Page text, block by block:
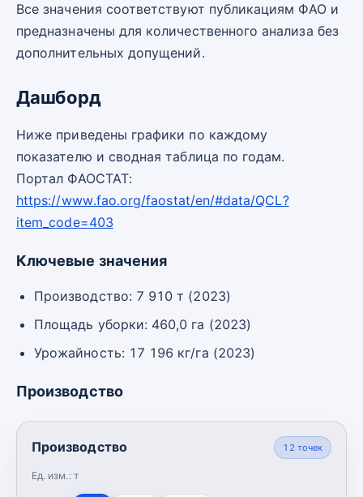
Все значения соответствуют публикациям ФАО и
предназначены для количественного анализа без
дополнительных допущений.
Дашборд
Ниже приведены графики по каждому
показателю и сводная таблица по годам.
Портал ФАОСТАТ:
https://www.fao.org/faostat/en/#data/QCL?
item_code=403
Ключевые значения
Производство: 7 910 т (2023)
Площадь уборки: 460,0 га (2023)
Урожайность: 17 196 кг/га (2023)
Производство
Производство
Ед. изм.: т
12 точек